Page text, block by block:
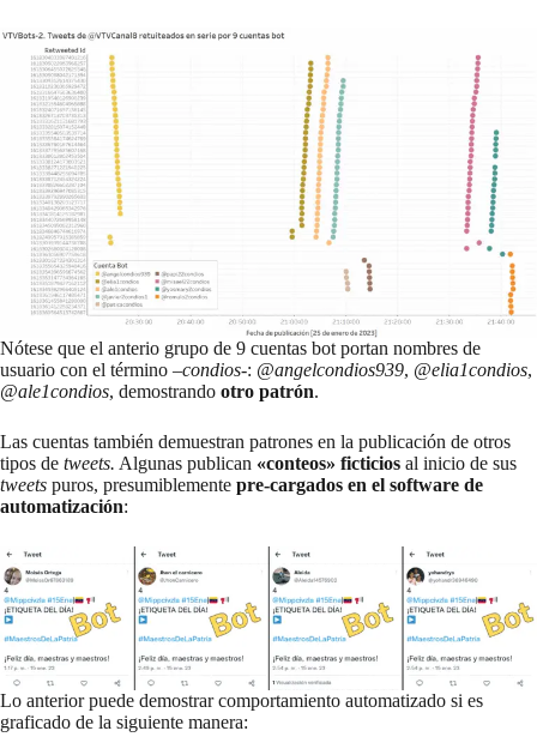
Nótese que el anterio grupo de 9 cuentas bot portan nombres de
usuario con el término –condios-: @angelcondios939, @elia1condios,
@ale1condios, demostrando otro patrón.
Las cuentas también demuestran patrones en la publicación de otros
tipos de tweets. Algunas publican «conteos» ficticios al inicio de sus
tweets puros, presumiblemente pre-cargados en el software de
automatización:
Lo anterior puede demostrar comportamiento automatizado si es
graficado de la siguiente manera: